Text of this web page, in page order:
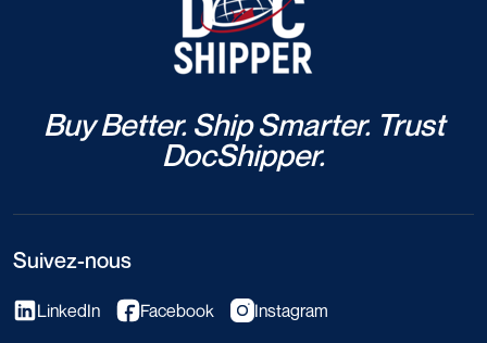
Buy Better. Ship Smarter. Trust
DocShipper.
Suivez-nous
LinkedIn Facebook Instagram